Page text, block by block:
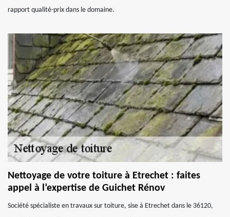
rapport qualité-prix dans le domaine.
Nettoyage de votre toiture à Etrechet : faites
appel à l’expertise de Guichet Rénov
Société spécialiste en travaux sur toiture, sise à Etrechet dans le 36120,